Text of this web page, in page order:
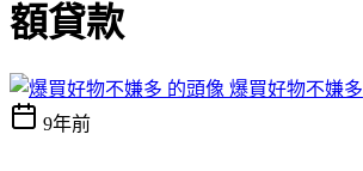
額貸款
爆買好物不嫌多
9年前